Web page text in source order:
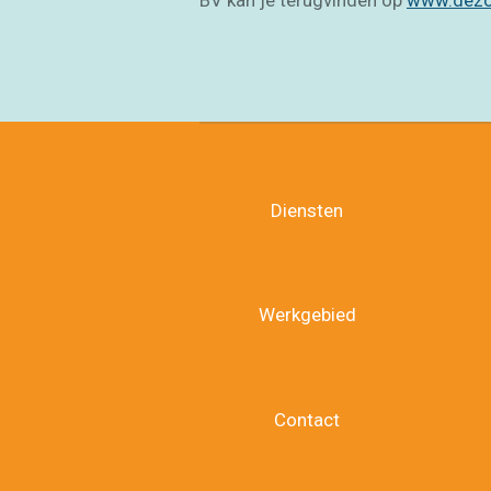
Diensten
Werkgebied
Contact